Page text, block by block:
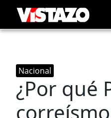
Nacional
¿Por qué